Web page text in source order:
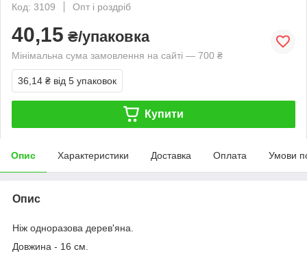
Код: 3109
Опт і роздріб
40,15 ₴/упаковка
Мінімальна сума замовлення на сайті — 700 ₴
36,14 ₴ від 5 упаковок
Купити
Опис Характеристики Доставка Оплата Умови
Опис
Ніж одноразова дерев'яна.
Довжина - 16 см.